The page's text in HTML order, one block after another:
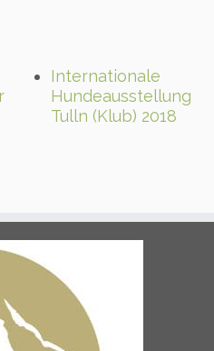
Internationale
Hundeausstellung
Tulln (Klub) 2018